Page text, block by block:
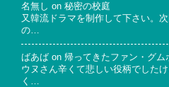
名無し on 秘密の校庭
又韓流ドラマを制作して下さい。
の…
ばあば on 帰ってきたファン・グム
ウヌさん辛くて悲しい役柄でした
く…